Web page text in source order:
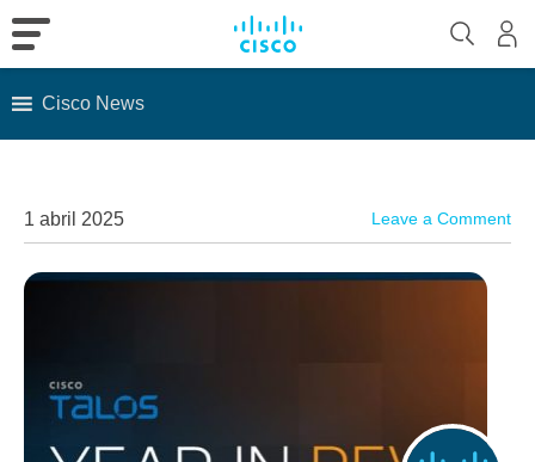
Cisco News
1 abril 2025 Leave a Comment